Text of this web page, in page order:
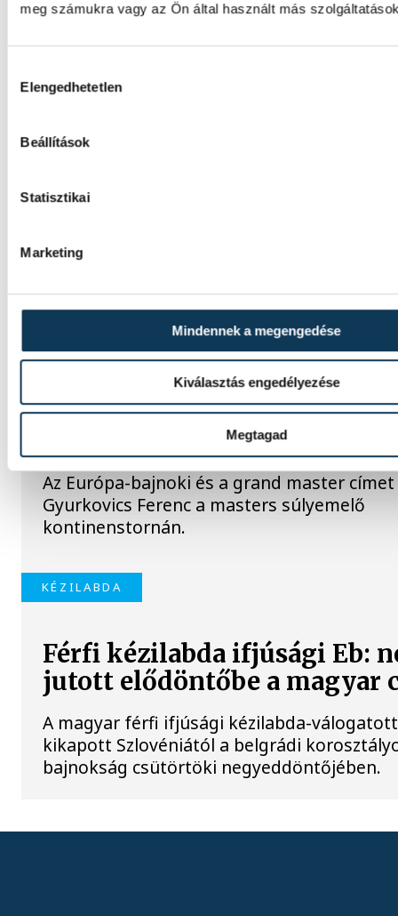
meg számukra vagy az Ön által használt más
Elengedhetetlen
Beállítások
Statisztikai
Marketing
Mindennek a megengedése
Kiválasztás engedélyezése
Megtagad
IDŐJÁRÁS
Icipici felfrissülés
Gyurkovics a masters Eb
Az Európa-bajnoki és a grand master
Gyurkovics Ferenc a masters súlyemelő
kontinenstornán.
KÉZILABDA
Férfi kézilabda ifjúsági Eb:
jutott elődöntőbe a magyar
A magyar férfi ifjúsági kézilabda-
kikapott Szlovéniától a belgrádi
bajnokság csütörtöki negyeddöntőjében.